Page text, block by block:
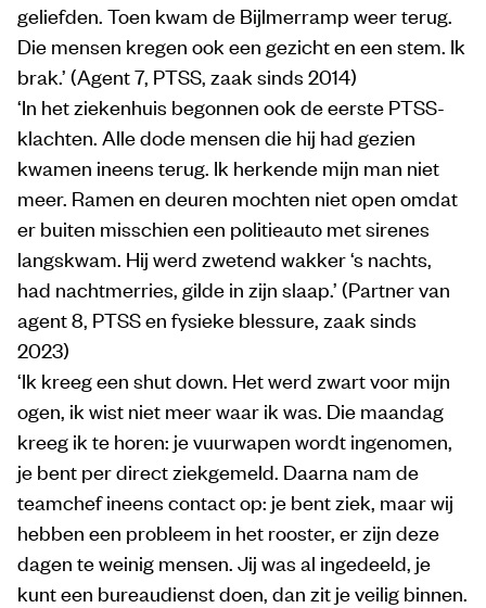
geliefden. Toen kwam de Bijlmerramp weer terug.
Die mensen kregen ook een gezicht en een stem. Ik
brak.’ (Agent 7, PTSS, zaak sinds 2014)
‘In het ziekenhuis begonnen ook de eerste PTSS-
klachten. Alle dode mensen die hij had gezien
kwamen ineens terug. Ik herkende mijn man niet
meer. Ramen en deuren mochten niet open omdat
er buiten misschien een politieauto met sirenes
langskwam. Hij werd zwetend wakker ‘s nachts,
had nachtmerries, gilde in zijn slaap.’ (Partner van
agent 8, PTSS en fysieke blessure, zaak sinds
2023)
‘Ik kreeg een shut down. Het werd zwart voor mijn
ogen, ik wist niet meer waar ik was. Die maandag
kreeg ik te horen: je vuurwapen wordt ingenomen,
je bent per direct ziekgemeld. Daarna nam de
teamchef ineens contact op: je bent ziek, maar wij
hebben een probleem in het rooster, er zijn deze
dagen te weinig mensen. Jij was al ingedeeld, je
kunt een bureaudienst doen, dan zit je veilig binnen.